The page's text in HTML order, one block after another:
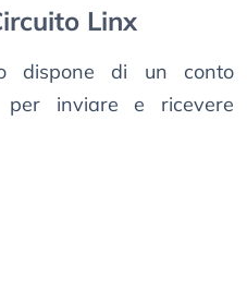
Linx
dispone di un conto
per inviare e ricevere